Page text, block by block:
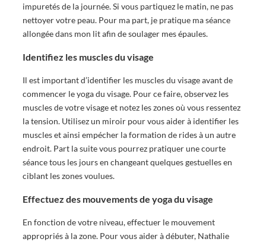
impuretés de la journée. Si vous partiquez le matin, ne pas
nettoyer votre peau. Pour ma part, je pratique ma séance
allongée dans mon lit afin de soulager mes épaules.
Identifiez les muscles du visage
Il est important d’identifier les muscles du visage avant de
commencer le yoga du visage. Pour ce faire, observez les
muscles de votre visage et notez les zones où vous ressentez
la tension. Utilisez un miroir pour vous aider à identifier les
muscles et ainsi empécher la formation de rides à un autre
endroit. Part la suite vous pourrez pratiquer une courte
séance tous les jours en changeant quelques gestuelles en
ciblant les zones voulues.
Effectuez des mouvements de yoga du visage
En fonction de votre niveau, effectuer le mouvement
appropriés à la zone. Pour vous aider à débuter, Nathalie